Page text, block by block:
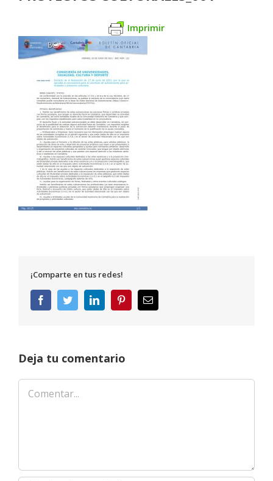
Imprimir
¡Comparte en tus redes!
FacebookTwitterLinkedInPinterestCorreo
electrónico
Deja tu comentario
Comentar